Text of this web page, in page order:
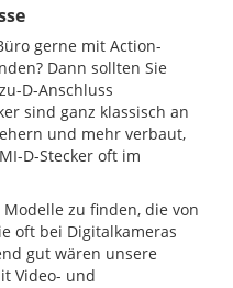
gerne mit Action-
Dann sollten Sie
D-Anschluss
sind ganz klassisch an
und mehr verbaut,
D-Stecker oft im
zu finden, die von
oft bei Digitalkameras
gut wären unsere
Video- und